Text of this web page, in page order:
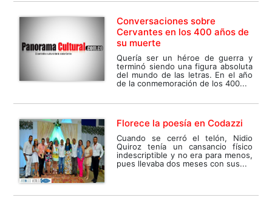
Conversaciones sobre
Cervantes en los 400 años de
su muerte
Quería ser un héroe de guerra y
terminó siendo una figura absoluta
del mundo de las letras. En el año
de la conmemoración de los 400...
Florece la poesía en Codazzi
Cuando se cerró el telón, Nidio
Quiroz tenía un cansancio físico
indescriptible y no era para menos,
pues llevaba dos meses con sus...